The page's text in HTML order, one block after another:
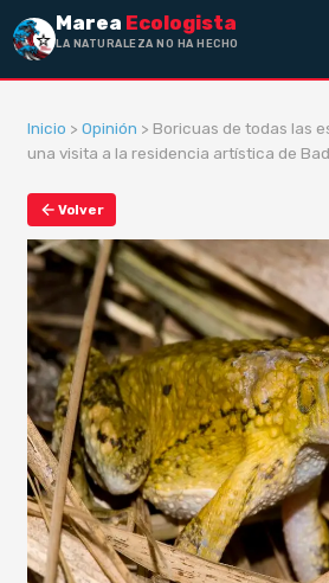
Marea Ecologista
LA NATURALEZA NO HA HECHO ESCLAVO
Inicio > Opinión > Boricuas de todas las
una visita a la residencia artística de
Volver